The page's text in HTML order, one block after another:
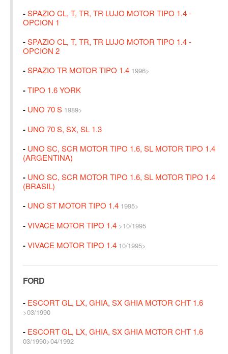
-SPAZIO CL, T, TR, TR LUJO MOTOR TIPO 1.4 -
OPCION 1
-SPAZIO CL, T, TR, TR LUJO MOTOR TIPO 1.4 -
OPCION 2
-SPAZIO TR MOTOR TIPO 1.4 1996>
-TIPO 1.6 YORK
- UNO 70 S 1989>
- UNO 70 S, SX, SL 1.3
- UNO SC, SCR MOTOR TIPO 1.6, SL MOTOR TIPO 1.4
(ARGENTINA)
- UNO SC, SCR MOTOR TIPO 1.6, SL MOTOR TIPO 1.4
(BRASIL)
- UNO ST MOTOR TIPO 1.4 1995>
-VIVACE MOTOR TIPO 1.4 >10/1995
-VIVACE MOTOR TIPO 1.4 10/1995>
FORD
- ESCORT GL, LX, GHIA, SX GHIA MOTOR CHT 1.6
>03/1990
- ESCORT GL, LX, GHIA, SX GHIA MOTOR CHT 1.6
03/1990>04/1992